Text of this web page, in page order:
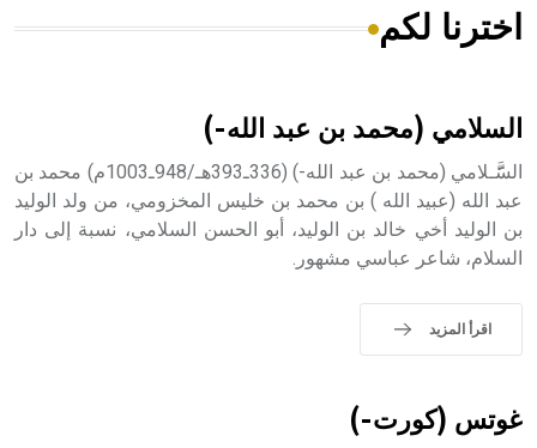
هل تعلم أن الأبسيد كلمة فرنسية اللفظ تم اعتمادها مصطلحاً
- هل تعلم أن أبجر Abgar اسم معروف جيداً يعود إلى عدد من
الملوك الذين حكموا مدينة إديسا (الرها) من أبجر الأول وحتى
sign تكتب منفصلة غير متصلة، وتعتمد المبدأ الأكوروفوني،
اخترنا لكم
السلامي (محمد بن عبد الله-)
السََََََّـلامي (محمد بن عبد الله-) (336ـ393هـ/948ـ1003م) محمد بن
عبد الله (عبيد الله ) بن محمد بن خليس المخزومي، من ولد الوليد
بن الوليد أخي خالد بن الوليد، أبو الحسن السلامي، نسبة إلى دار
السلام، شاعر عباسي مشهور.
اقرأ المزيد
غوتس (كورت-)